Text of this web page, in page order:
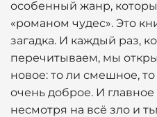
особенный жанр,
«романом чудес». Это
загадка. И каждый раз,
перечитываем, мы
новое: то ли смешное,
очень доброе. И главное
несмотря на всё зло и